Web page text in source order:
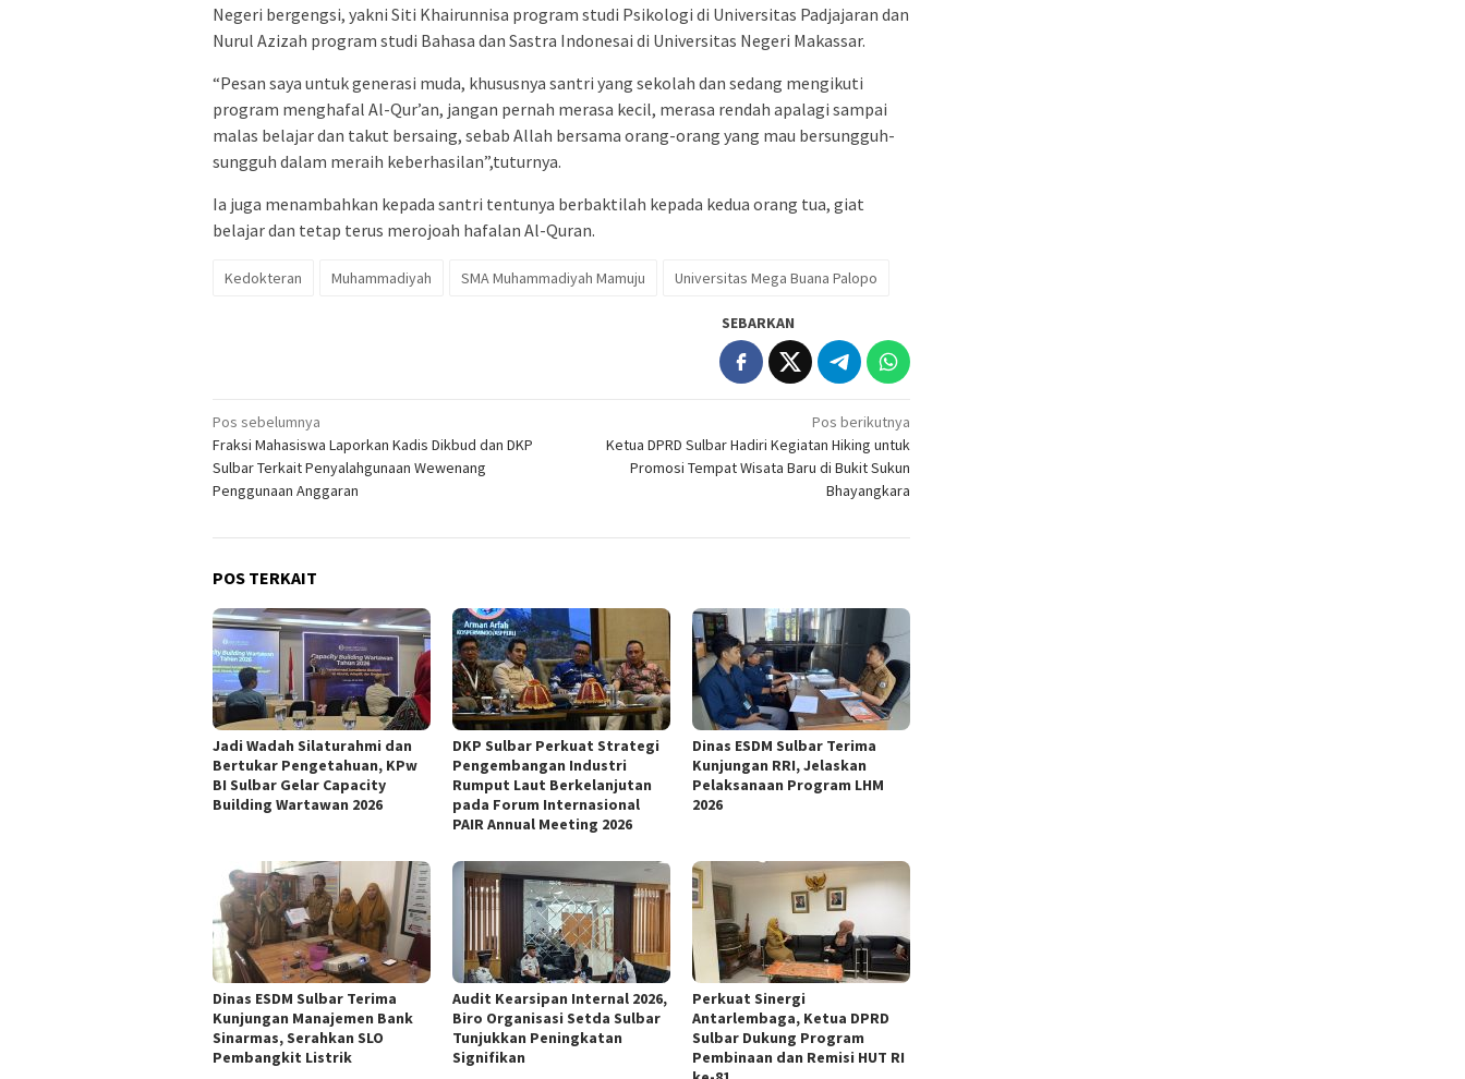
Negeri bergengsi, yakni Siti Khairunnisa program studi Psikologi di Universitas Padjajaran dan
Nurul Azizah program studi Bahasa dan Sastra Indonesai di Universitas Negeri Makassar.
“Pesan saya untuk generasi muda, khususnya santri yang sekolah dan sedang mengikuti
program menghafal Al-Qur’an, jangan pernah merasa kecil, merasa rendah apalagi sampai
malas belajar dan takut bersaing, sebab Allah bersama orang-orang yang mau bersungguh-
sungguh dalam meraih keberhasilan”,tuturnya.
Ia juga menambahkan kepada santri tentunya berbaktilah kepada kedua orang tua, giat
belajar dan tetap terus merojoah hafalan Al-Quran.
Kedokteran Muhammadiyah SMA Muhammadiyah Mamuju Universitas Mega Buana Palopo
SEBARKAN
Navigasi
pos
Pos sebelumnya
Fraksi Mahasiswa Laporkan Kadis Dikbud dan DKP
Sulbar Terkait Penyalahgunaan Wewenang
Penggunaan Anggaran
Pos berikutnya
Ketua DPRD Sulbar Hadiri Kegiatan Hiking untuk
Promosi Tempat Wisata Baru di Bukit Sukun
Bhayangkara
POS TERKAIT
Jadi Wadah Silaturahmi dan
Bertukar Pengetahuan, KPw
BI Sulbar Gelar Capacity
Building Wartawan 2026
DKP Sulbar Perkuat Strategi
Pengembangan Industri
Rumput Laut Berkelanjutan
pada Forum Internasional
PAIR Annual Meeting 2026
Dinas ESDM Sulbar Terima
Kunjungan RRI, Jelaskan
Pelaksanaan Program LHM
2026
Dinas ESDM Sulbar Terima
Kunjungan Manajemen Bank
Sinarmas, Serahkan SLO
Pembangkit Listrik
Audit Kearsipan Internal 2026,
Biro Organisasi Setda Sulbar
Tunjukkan Peningkatan
Signifikan
Perkuat Sinergi
Antarlembaga, Ketua DPRD
Sulbar Dukung Program
Pembinaan dan Remisi HUT RI